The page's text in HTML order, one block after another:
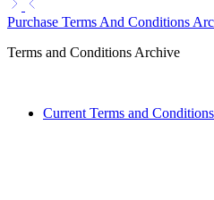
Purchase Terms And Conditions
Terms and Conditions Archive
Current Terms and